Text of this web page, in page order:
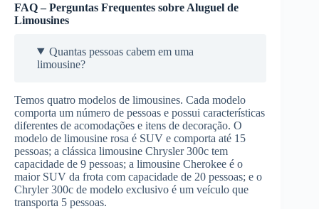
FAQ – Perguntas Frequentes sobre Aluguel de
Limousines
Quantas pessoas cabem em uma
limousine?
Temos quatro modelos de limousines. Cada modelo
comporta um número de pessoas e possui características
diferentes de acomodações e itens de decoração. O
modelo de limousine rosa é SUV e comporta até 15
pessoas; a clássica limousine Chrysler 300c tem
capacidade de 9 pessoas; a limousine Cherokee é o
maior SUV da frota com capacidade de 20 pessoas; e o
Chryler 300c de modelo exclusivo é um veículo que
transporta 5 pessoas.